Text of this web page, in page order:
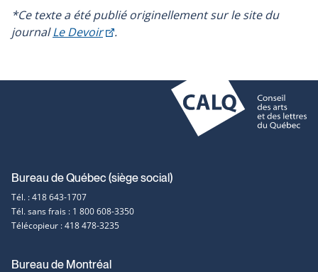
*Ce texte a été publié originellement sur le site du
journalLe Devoir
Ce
dans
.
Coordonnées
et
contact
Bureau de Québec (siège social)
Tél. : 418 643-1707
Tél. sans frais : 1 800 608-3350
Télécopieur : 418 478-3235
Bureau de Montréal